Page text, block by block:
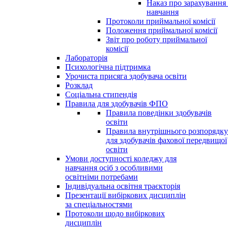
Наказ про зарахування
навчання
Протоколи приймальної комісії
Положення приймальної комісії
Звіт про роботу приймальної
комісії
Лабораторія
Психологічна підтримка
Урочиста присяга здобувача освіти
Розклад
Соціальна стипендія
Правила для здобувачів ФПО
Правила поведінки здобувачів
освіти
Правила внутрішнього розпорядку
для здобувачів фахової передвищої
освіти
Умови доступності коледжу для
навчання осіб з особливими
освітніми потребами
Індивідуальна освітня траєкторія
Презентації вибіркових дисциплін
за спеціальностями
Протоколи щодо вибіркових
дисциплін